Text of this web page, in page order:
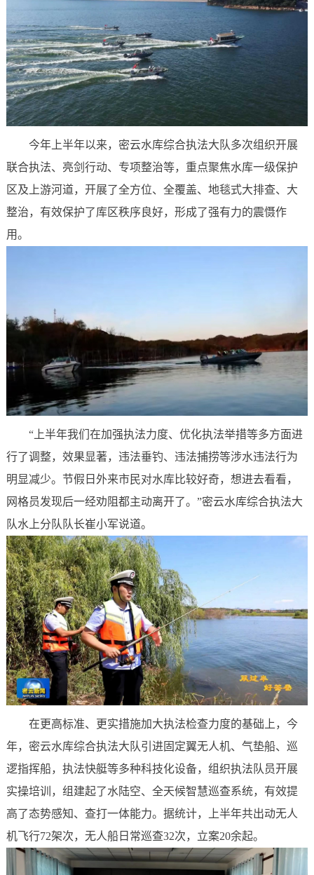
今年上半年以来，密云水库综合执法大队多次组织开展
联合执法、亮剑行动、专项整治等，重点聚焦水库一级保护
区及上游河道，开展了全方位、全覆盖、地毯式大排查、大
整治，有效保护了库区秩序良好，形成了强有力的震慑作
用。
“上半年我们在加强执法力度、优化执法举措等多方面进
行了调整，效果显著，违法垂钓、违法捕捞等涉水违法行为
明显减少。节假日外来市民对水库比较好奇，想进去看看，
网格员发现后一经劝阻都主动离开了。”密云水库综合执法大
队水上分队队长崔小军说道。
在更高标准、更实措施加大执法检查力度的基础上，今
年，密云水库综合执法大队引进固定翼无人机、气垫船、巡
逻指挥船，执法快艇等多种科技化设备，组织执法队员开展
实操培训，组建起了水陆空、全天候智慧巡查系统，有效提
高了态势感知、查打一体能力。据统计，上半年共出动无人
机飞行72架次，无人船日常巡查32次，立案20余起。